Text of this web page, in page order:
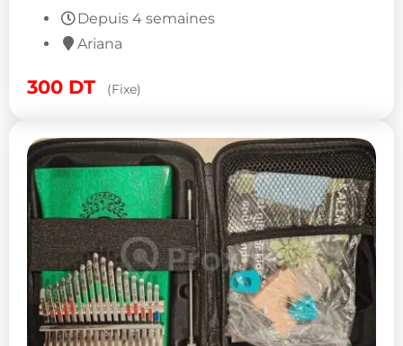
Depuis 4 semaines
Ariana
300 DT (Fixe)